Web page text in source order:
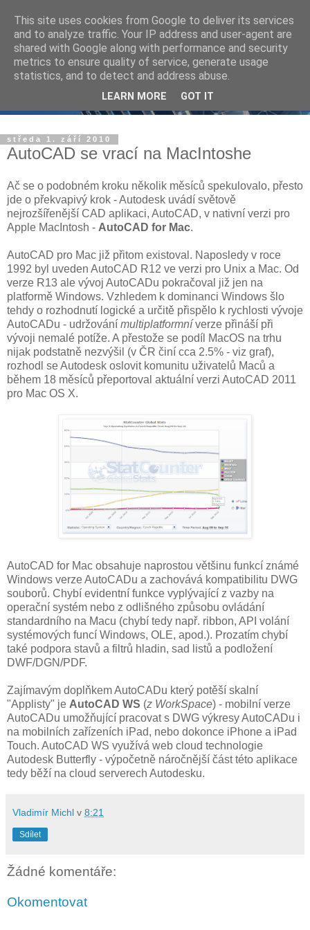
středa 1. září 2010
AutoCAD se vrací na MacIntoshe
Ač se o podobném kroku několik měsíců spekulovalo, přesto
jde o překvapivý krok - Autodesk uvádí světově
nejrozšířenější CAD aplikaci, AutoCAD, v nativní verzi pro
Apple MacIntosh - AutoCAD for Mac.
AutoCAD pro Mac již přitom existoval. Naposledy v roce
1992 byl uveden AutoCAD R12 ve verzi pro Unix a Mac. Od
verze R13 ale vývoj AutoCADu pokračoval již jen na
platformě Windows. Vzhledem k dominanci Windows šlo
tehdy o rozhodnutí logické a určitě přispělo k rychlosti vývoje
AutoCADu - udržování multiplatformníverze přináší při
vývoji nemalé potíže. A přestože se podíl MacOS na trhu
nijak podstatně nezvýšil (v ČR činí cca 2.5% - viz graf),
rozhodl se Autodesk oslovit komunitu uživatelů Maců a
během 18 měsíců přeportoval aktuální verzi AutoCAD 2011
pro Mac OS X.
AutoCAD for Mac obsahuje naprostou většinu funkcí známé
Windows verze AutoCADu a zachovává kompatibilitu DWG
souborů. Chybí evidentní funkce vyplývající z vazby na
operační systém nebo z odlišného způsobu ovládání
standardního na Macu (chybí tedy např. ribbon, API volání
systémových funcí Windows, OLE, apod.). Prozatím chybí
také podpora stavů a filtrů hladin, sad listů a podložení
DWF/DGN/PDF.
Zajímavým doplňkem AutoCADu který potěší skalní
"Applisty" je AutoCAD WS (z WorkSpace) - mobilní verze
AutoCADu umožňující pracovat s DWG výkresy AutoCADu i
na mobilních zařízeních iPad, nebo dokonce iPhone a iPad
Touch. AutoCAD WS využívá web cloud technologie
Autodesk Butterfly - výpočetně náročnější část této aplikace
tedy běží na cloud serverech Autodesku.
Vladimír Michl v 8:21
Sdílet
Žádné komentáře:
Okomentovat
This site uses cookies from Google to deliver its services
and to analyze traffic. Your IP address and user-agent are
shared with Google along with performance and security
metrics to ensure quality of service, generate usage
statistics, and to detect and address abuse.
LEARN MORE GOT IT